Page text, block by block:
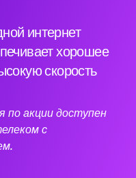
интернет
хорошее
скорость
по акции доступен
с